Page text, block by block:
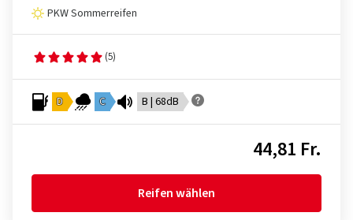
PKW Sommerreifen
(5)
D C B | 68dB
44,81 Fr.
Reifen wählen